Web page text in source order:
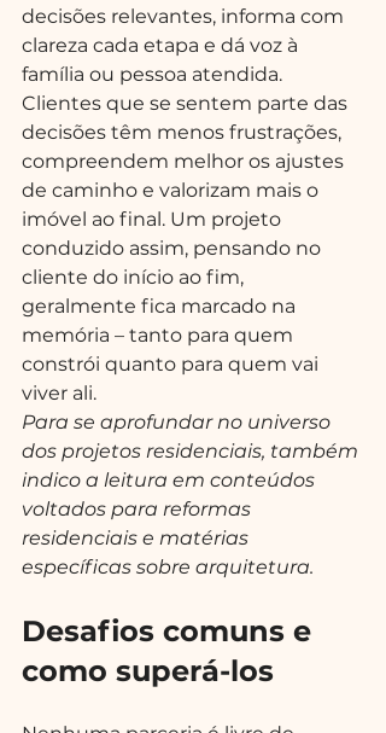
decisões relevantes, informa com
clareza cada etapa e dá voz à
família ou pessoa atendida.
Clientes que se sentem parte das
decisões têm menos frustrações,
compreendem melhor os ajustes
de caminho e valorizam mais o
imóvel ao final. Um projeto
conduzido assim, pensando no
cliente do início ao fim,
geralmente fica marcado na
memória – tanto para quem
constrói quanto para quem vai
viver ali.
Para se aprofundar no universo
dos projetos residenciais, também
indico a leitura em conteúdos
voltados para reformas
residenciais e matérias
específicas sobre arquitetura.
Desafios comuns e
como superá-los